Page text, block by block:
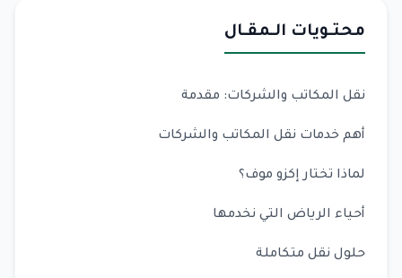
محتـويات الـمقـال
نقل المكاتب والشركات: مقدمة
أهم خدمات نقل المكاتب والشركات
لماذا تختار إكزو موف؟
أحياء الرياض التي نخدمها
حلول نقل متكاملة